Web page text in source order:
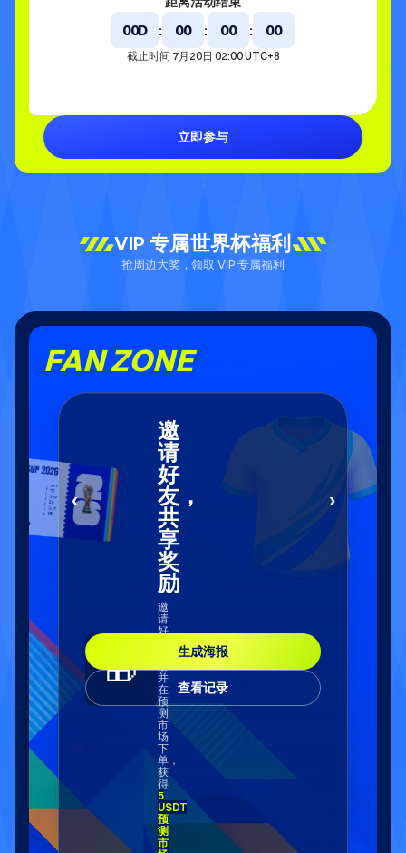
00D : 00 : 00 : 00
截止时间 7月20日 02:00 UTC+8
立即参与
VIP 专属世界杯福利
抢周边大奖，领取 VIP 专属福利
FAN ZONE
‹ ›
🎁
邀
请
好
友，
共
享
奖
励
邀
请
好
并
在
预
测
市
场
下
单，
获
得
5
USDT
预
测
市
查看记录
生成海报